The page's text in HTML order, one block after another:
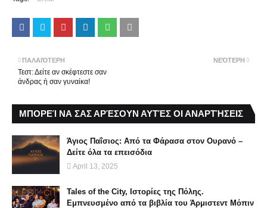
ΝΕΌΤΕΡΗ
ΠΑΛΑΙΌΤΕΡΗ
Τεστ: Δείτε αν σκέφτεστε σαν
άνδρας ή σαν γυναίκα!
ΜΠΟΡΕΊ ΝΑ ΣΑΣ ΑΡΈΣΟΥΝ ΑΥΤΈΣ ΟΙ ΑΝΑΡΤΉΣΕΙΣ
Άγιος Παΐσιος: Από τα Φάρασα στον Ουρανό –
Δείτε όλα τα επεισόδια
April 13, 2025
Tales of the City, Ιστορίες της Πόλης.
Εμπνευσμένο από τα βιβλία του Άρμιστεντ Μόπιν